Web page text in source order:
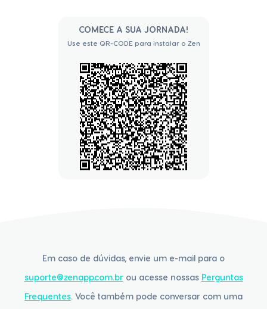
COMECE A SUA JORNADA!
Use este QR-CODE para instalar o Zen
Em caso de dúvidas, envie um e-mail para o
suporte@zenapp.com.brou acesse nossas Perguntas
Frequentes. Você também pode conversar com uma